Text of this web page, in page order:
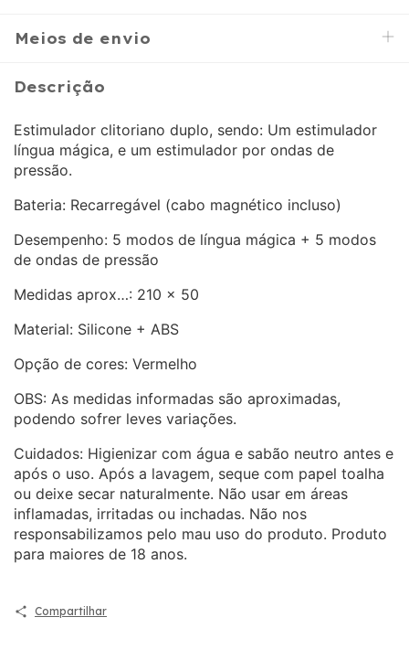
Meios de envio
Descrição
Estimulador clitoriano duplo, sendo: Um estimulador
língua mágica, e um estimulador por ondas de
pressão.
Bateria: Recarregável (cabo magnético incluso)
Desempenho: 5 modos de língua mágica + 5 modos
de ondas de pressão
Medidas aprox…: 210 x 50
Material: Silicone + ABS
Opção de cores: Vermelho
OBS: As medidas informadas são aproximadas,
podendo sofrer leves variações.
Cuidados: Higienizar com água e sabão neutro antes e
após o uso. Após a lavagem, seque com papel toalha
ou deixe secar naturalmente. Não usar em áreas
inflamadas, irritadas ou inchadas. Não nos
responsabilizamos pelo mau uso do produto. Produto
para maiores de 18 anos.
Compartilhar